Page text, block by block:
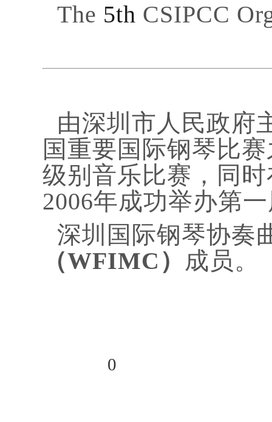
The 5th CSIPCC
由深圳市人民政府
国重要国际钢琴比
级别音乐比赛，同
2006年成功举办第
深圳国际钢琴协奏
（WFIMC） 成员。
0